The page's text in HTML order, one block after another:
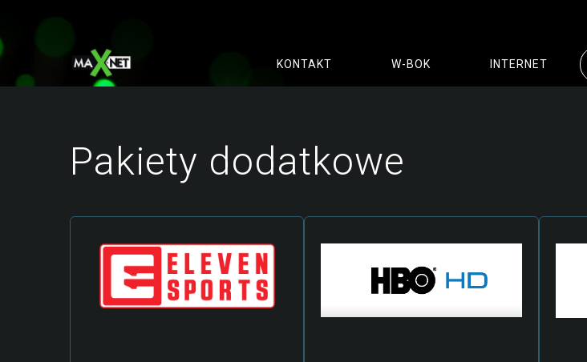
KONTAKT W-BOK INTERNET
Jakość
Pakiety dodatkowe